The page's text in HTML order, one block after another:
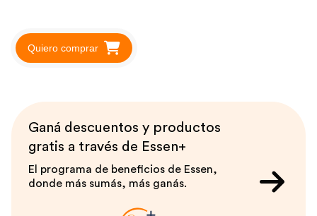
Quiero comprar
Ganá descuentos y productos
gratis a través de Essen+
El programa de beneficios de Essen,
donde más sumás, más ganás.